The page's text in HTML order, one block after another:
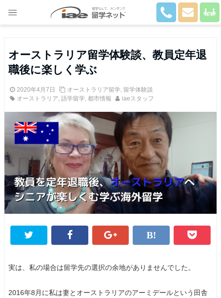
オーストラリア留学体験談、教員定年退
職後に楽しく学ぶ
2020年4月7日 オーストラリア留学, 留学体験談
オーストラリア, 語学留学, 都市情報 iaeスタッフ
実は、私の場合は留学先の選択の余地がありませんでした。
2016年8月に私は妻とオーストラリアのアーミデールという田舎